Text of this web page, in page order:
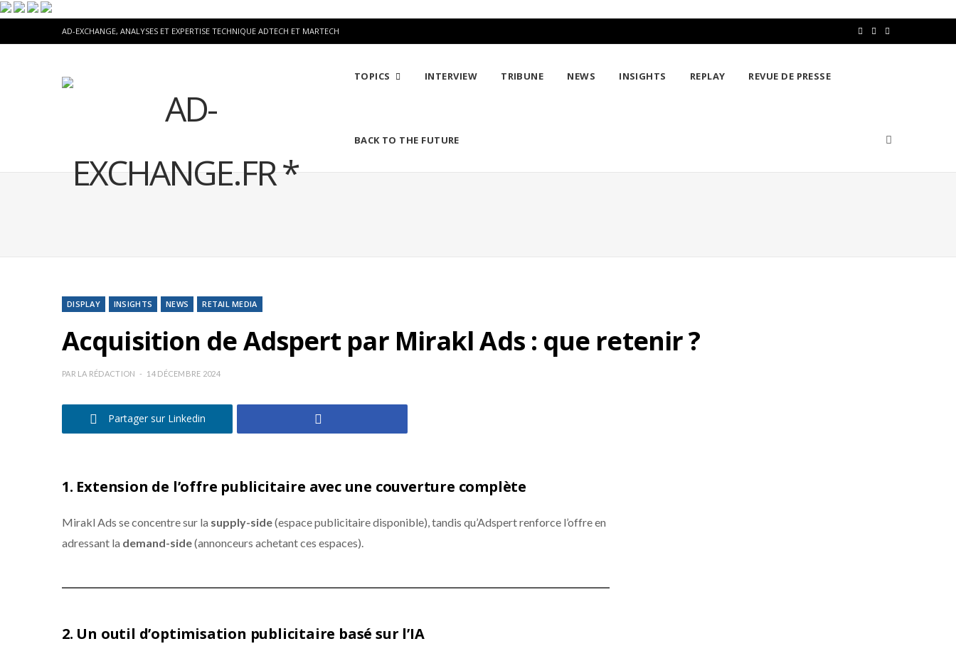
AD-EXCHANGE, ANALYSES ET EXPERTISE TECHNIQUE ADTECH ET MARTECH
TOPICS INTERVIEW TRIBUNE NEWS INSIGHTS REPLAY REVUE DE PRESSE
BACK TO THE FUTURE
DISPLAY INSIGHTS NEWS RETAIL MEDIA
Acquisition de Adspert par Mirakl Ads : que retenir ?
PAR LA RÉDACTION 14 DÉCEMBRE 2024
Partager sur Linkedin
1. Extension de l’offre publicitaire avec une couverture complète
Mirakl Ads se concentre sur la supply-side(espace publicitaire disponible), tandis qu’Adspert renforce l’offre en
adressant la demand-side(annonceurs achetant ces espaces).
2. Un outil d’optimisation publicitaire basé sur l’IA